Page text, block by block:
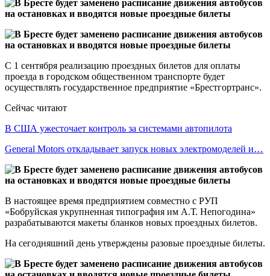
С 1 сентября реализацию проездных билетов для оплаты
проезда в городском общественном транспорте будет
осуществлять государственное предприятие «Брестгортранс».
Сейчас читают
В США ужесточает контроль за системами автопилота
General Motors откладывает запуск новых электромоделей и…
В настоящее время предприятием совместно с РУП
«Бобруйская укрупненная типография им А.Т. Непогодина»
разрабатываются макеты бланков новых проездных билетов.
На сегодняшний день утверждены разовые проездные билеты.